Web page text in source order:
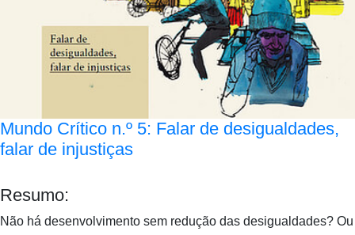
Mundo Crítico n.º 5: Falar de desigualdades,
falar de injustiças
Resumo:
Não há desenvolvimento sem redução das desigualdades? Ou